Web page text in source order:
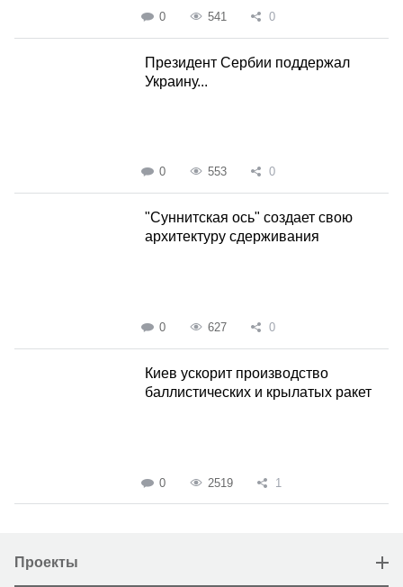
0 541 0
Президент Сербии поддержал
Украину...
0 553 0
"Суннитская ось" создает свою
архитектуру сдерживания
0 627 0
Киев ускорит производство
баллистических и крылатых ракет
0 2519 1
Проекты